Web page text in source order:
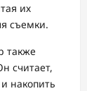
их
съемки.
также
считает,
накопить